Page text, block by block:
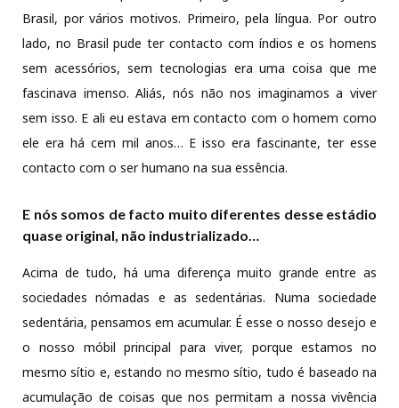
Brasil, por vários motivos. Primeiro, pela língua. Por outro
lado, no Brasil pude ter contacto com índios e os homens
sem acessórios, sem tecnologias era uma coisa que me
fascinava imenso. Aliás, nós não nos imaginamos a viver
sem isso. E ali eu estava em contacto com o homem como
ele era há cem mil anos… E isso era fascinante, ter esse
contacto com o ser humano na sua essência.
E nós somos de facto muito diferentes desse estádio
quase original, não industrializado…
Acima de tudo, há uma diferença muito grande entre as
sociedades nómadas e as sedentárias. Numa sociedade
sedentária, pensamos em acumular. É esse o nosso desejo e
o nosso móbil principal para viver, porque estamos no
mesmo sítio e, estando no mesmo sítio, tudo é baseado na
acumulação de coisas que nos permitam a nossa vivência